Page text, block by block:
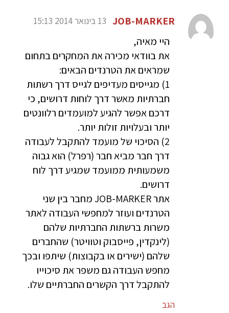
JOB-MARKER 13 בינואר 2014 15:13
היי מאיה,
את בוודאי מכירה את המחקרים בתחום
שמראים את הטרנדים הבאים:
1) מגייסים מעדיפים לגייס דרך רשתות
חברתיות מאשר דרך לוחות דרושים, כי
דרכם אפשר להגיע למועמדים רלוונטים
יותר ובעלויות זולות יותר.
2) הסיכוי של מועמד להתקבל לעבודה
דרך חבר מביא חבר (רפרל) הוא גבוה
משמעותית ממועמד שמגיע דרך לוח
דרושים.
אתר JOB-MARKER מחבר בין שני
הטרנדים ועוזר למחפשי העבודה לאתר
משרות ברשתות החברתיות שלהם
(לינקדין, פייסבוק וטוויטר) שהחברים
שלהם (ישירים או בקבוצות) שיתפו ובכך
מחפש העבודה גם משפר את סיכוייו
להתקבל דרך הקשרים החברתיים שלו.
הגב